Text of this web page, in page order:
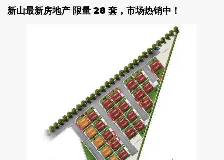
新山最新房地产 限量 28 套，市场热销中！